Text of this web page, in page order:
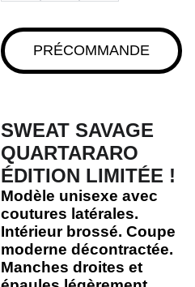
PRÉCOMMANDE
SWEAT SAVAGE
QUARTARARO
ÉDITION LIMITÉE !
Modèle unisexe avec
coutures latérales.
Intérieur brossé. Coupe
moderne décontractée.
Manches droites et